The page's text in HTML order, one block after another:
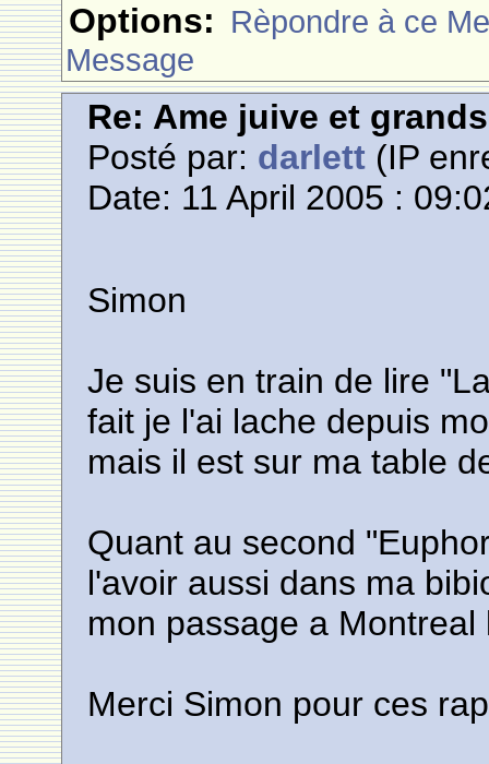
Options: Rèpondre à ce
Message
Re: Ame juive et
Posté par: darlett (IP
Date: 11 April 2005 :
Simon
Je suis en train de lire
fait je l'ai lache depuis
mais il est sur ma table
Quant au second
l'avoir aussi dans ma
mon passage a Montreal
Merci Simon pour ces